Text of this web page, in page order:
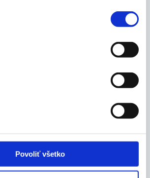
Povoliť všetko
104 94
108 100